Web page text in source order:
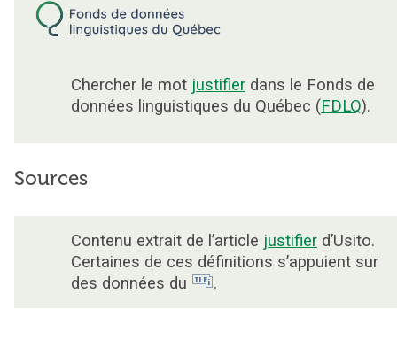
Chercher le mot justifier dans le Fonds de
données linguistiques du Québec (FDLQ).
Sources
Contenu extrait de l’article justifier d’Usito.
Certaines de ces définitions s’appuient sur
des données du
.